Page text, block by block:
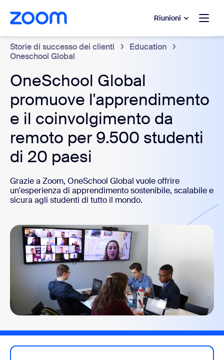
principale
di assistenza Riunioni
Storie di successo dei clienti
Education
Oneschool Global
OneSchool Global
promuove l'apprendimento
e il coinvolgimento da
remoto per 9.500 studenti
di 20 paesi
Grazie a Zoom, OneSchool Global vuole offrire
un'esperienza di apprendimento sostenibile, scalabile e
sicura agli studenti di tutto il mondo.